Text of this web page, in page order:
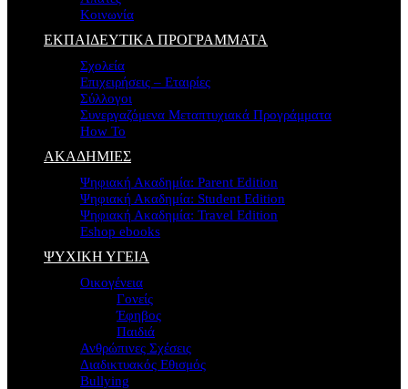
Κοινωνία
ΕΚΠΑΙΔΕΥΤΙΚΑ ΠΡΟΓΡΑΜΜΑΤΑ
Σχολεία
Επιχειρήσεις – Εταιρίες
Σύλλογοι
Συνεργαζόμενα Μεταπτυχιακά Προγράμματα
How To
ΑΚΑΔΗΜΙΕΣ
Ψηφιακή Ακαδημία: Parent Edition
Ψηφιακή Ακαδημία: Student Edition
Ψηφιακή Ακαδημία: Travel Edition
Eshop ebooks
ΨΥΧΙΚΗ ΥΓΕΙΑ
Οικογένεια
Γονείς
Έφηβος
Παιδιά
Ανθρώπινες Σχέσεις
Διαδικτυακός Εθισμός
Bullying